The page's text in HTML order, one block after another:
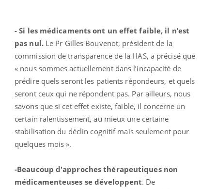
- Si les médicaments ont un effet faible, il n’est
pas nul.Le Pr Gilles Bouvenot, président de la
commission de transparence de la HAS, a précisé que
« nous sommes actuellement dans l’incapacité de
prédire quels seront les patients répondeurs, et quels
seront ceux qui ne répondent pas. Par ailleurs, nous
savons que si cet effet existe, faible, il concerne un
certain ralentissement, au mieux une certaine
stabilisation du déclin cognitif mais seulement pour
quelques mois ».
-Beaucoup d'approches thérapeutiques non
médicamenteuses se développent. De